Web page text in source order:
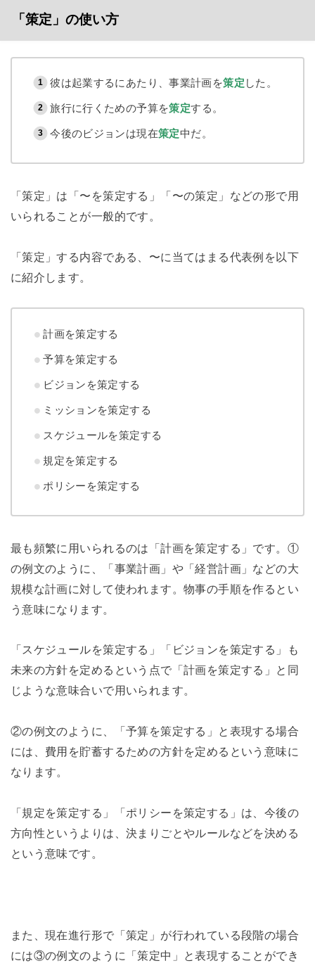
「策定」の使い方
彼は起業するにあたり、事業計画を策定 した。
旅行に行くための予算を策定する。
今後のビジョンは現在策定中だ。
「策定」は「〜を策定する」「〜の策定」などの形で用
いられることが一般的です。
「策定」する内容である、〜に当てはまる代表例を以下
に紹介します。
計画を策定する
予算を策定する
ビジョンを策定する
ミッションを策定する
スケジュールを策定する
規定を策定する
ポリシーを策定する
最も頻繁に用いられるのは「計画を策定する」です。①
の例文のように、「事業計画」や「経営計画」などの大
規模な計画に対して使われます。物事の手順を作るとい
う意味になります。
「スケジュールを策定する」「ビジョンを策定する」も
未来の方針を定めるという点で「計画を策定する」と同
じような意味合いで用いられます。
②の例文のように、「予算を策定する」と表現する場合
には、費用を貯蓄するための方針を定めるという意味に
なります。
「規定を策定する」「ポリシーを策定する」は、今後の
方向性というよりは、決まりごとやルールなどを決める
という意味です。
また、現在進行形で「策定」が行われている段階の場合
には③の例文のように「策定中」と表現することができ